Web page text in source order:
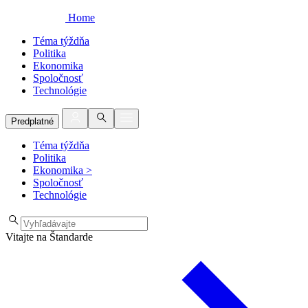
Home
Téma týždňa
Politika
Ekonomika
Spoločnosť
Technológie
Predplatné
Téma týždňa
Politika
Ekonomika >
Spoločnosť
Technológie
Vitajte na Štandarde